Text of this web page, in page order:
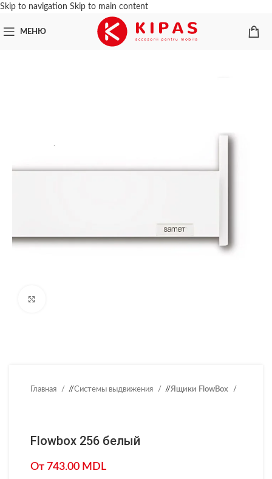
Skip to navigation Skip to main content
МЕНЮ
Главная / Системы выдвижения / Ящики FlowBox
Flowbox 256 белый
От 743.00 MDL